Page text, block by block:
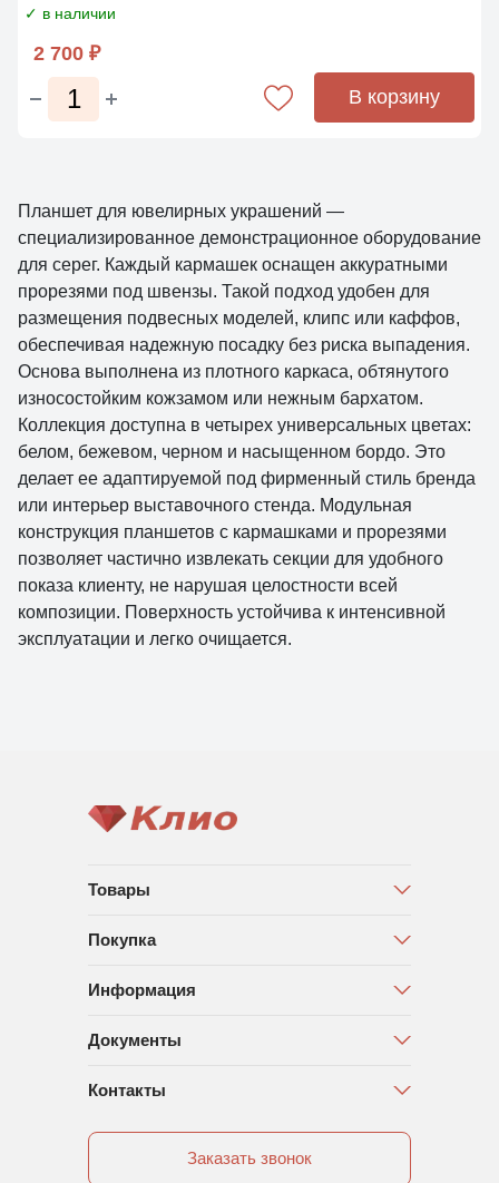
✓ в наличии
2 700 ₽
В корзину
Планшет для ювелирных украшений —
специализированное демонстрационное оборудование
для серег. Каждый кармашек оснащен аккуратными
прорезями под швензы. Такой подход удобен для
размещения подвесных моделей, клипс или каффов,
обеспечивая надежную посадку без риска выпадения.
Основа выполнена из плотного каркаса, обтянутого
износостойким кожзамом или нежным бархатом.
Коллекция доступна в четырех универсальных цветах:
белом, бежевом, черном и насыщенном бордо. Это
делает ее адаптируемой под фирменный стиль бренда
или интерьер выставочного стенда. Модульная
конструкция планшетов с кармашками и прорезями
позволяет частично извлекать секции для удобного
показа клиенту, не нарушая целостности всей
композиции. Поверхность устойчива к интенсивной
эксплуатации и легко очищается.
Товары
Покупка
Информация
Документы
Контакты
Заказать звонок